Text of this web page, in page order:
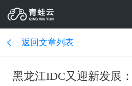
返回文章列表
黑龙江IDC又迎新发展